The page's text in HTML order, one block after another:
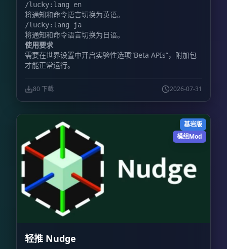
/lucky:lang en
将通知和命令语言切换为英语。
/lucky:lang ja
将通知和命令语言切换为日语。
使用要求
需要在世界设置中开启实验性选项“Beta APIs”，附加包
才能正常运行。
80 下载 2026-07-31
基岩版
模组Mod
轻推 Nudge